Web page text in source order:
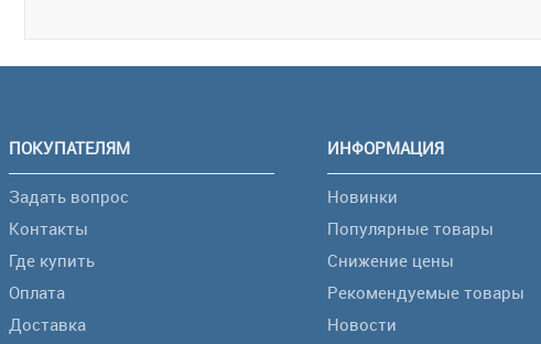
ПОКУПАТЕЛЯМ
Задать вопрос
Контакты
Где купить
Оплата
Доставка
ИНФОРМАЦИЯ
Новинки
Популярные товары
Снижение цены
Рекомендуемые товары
Новости